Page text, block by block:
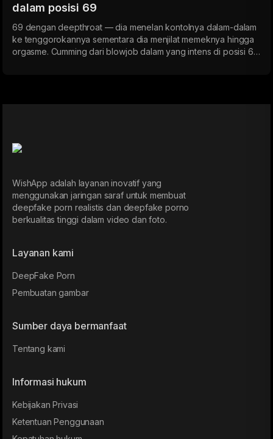
dalam posisi 69
69 dengan deepthroat — dia menelan kontolnya dalam-dalam
ke tenggorokannya sementara dia menjilat memeknya hingga
orgasme. Cumming dari blowjob dalam yang intens di posisi 69
WishApp adalah layanan inovatif yang
menggunakan jaringan saraf untuk membuat
deepfake porn realistis dan deepfake porno
berkualitas tinggi dalam video dan foto.
Layanan kami
DeepFake Porn
Pembuatan gambar
Sumber daya bermanfaat
Tentang kami
Informasi hukum
Kebijakan Privasi
Ketentuan Penggunaan